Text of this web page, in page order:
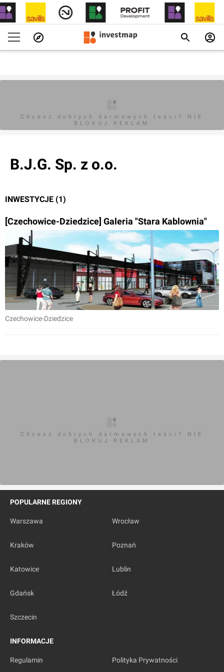
Chcesz dobrych darmowych teści? NIE
BLOKUJ REKLAM
B.J.G. Sp. z o.o.
INWESTYCJE (1)
[Czechowice-Dziedzice] Galeria "Stara Kablownia"
Czechowice-Dziedzice
Chcesz dobrych darmowych teści? NIE
BLOKUJ REKLAM
POPULARNE REGIONY
Warszawa Wrocław
Kraków Poznań
Katowice Lublin
Gdańsk Łódź
Szczecin
INFORMACJE
Regulamin Polityka Prywatności